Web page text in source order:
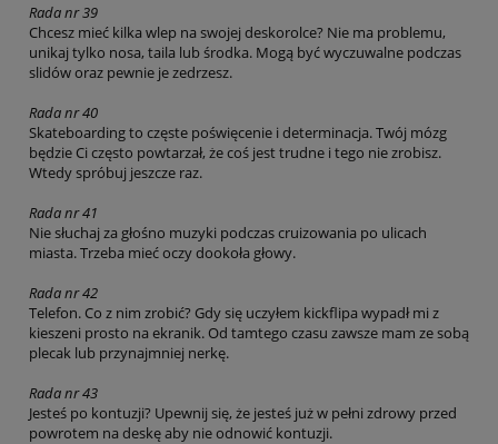
Rada nr 39
Chcesz mieć kilka wlep na swojej deskorolce? Nie ma problemu,
unikaj tylko nosa, taila lub środka. Mogą być wyczuwalne podczas
slidów oraz pewnie je zedrzesz.
Rada nr 40
Skateboarding to częste poświęcenie i determinacja. Twój mózg
będzie Ci często powtarzał, że coś jest trudne i tego nie zrobisz.
Wtedy spróbuj jeszcze raz.
Rada nr 41
Nie słuchaj za głośno muzyki podczas cruizowania po ulicach
miasta. Trzeba mieć oczy dookoła głowy.
Rada nr 42
Telefon. Co z nim zrobić? Gdy się uczyłem kickflipa wypadł mi z
kieszeni prosto na ekranik. Od tamtego czasu zawsze mam ze sobą
plecak lub przynajmniej nerkę.
Rada nr 43
Jesteś po kontuzji? Upewnij się, że jesteś już w pełni zdrowy przed
powrotem na deskę aby nie odnowić kontuzji.